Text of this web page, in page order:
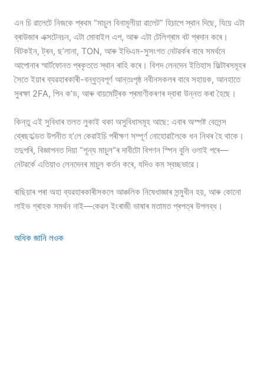
এন চি ৱালেটে নিজকে প্ৰথম “মাচুল বিনামূলীয়া ৱালেট” হিচাপে স্থান দিছে, যিয়ে এটা
ব্ৰাউজাৰ এক্সটেনচন, এটা মোবাইল এপ, আৰু এটা টেলিগ্ৰাম বট প্ৰদান কৰে।
বিটকইন, ট্ৰন, ছ’লানা, TON, আৰু ইভিএম-সুসংগত নেটৱৰ্কৰ বাবে সমৰ্থনে
আপোনাৰ স্মাৰ্টফোনত প্ৰকৃততে স্থান ৰাহি কৰে। বিশদ লেনদেন ইতিহাস ফিল্টাৰসমূহৰ
সৈতে ইয়াৰ ব্যৱহাৰকাৰী-বন্ধুত্বপূৰ্ণ আন্তঃপৃষ্ঠ নবীনসকলৰ বাবে সহায়ক, আনহাতে
সুৰক্ষা 2FA, পিন ক’ড, আৰু বায়মেট্ৰিক প্ৰমাণীকৰণৰ দ্বাৰা উন্নত কৰা হৈছে।
কিন্তু এই সুবিধাৰ তলত লুকাই থকা অসুবিধাসমূহ আছে: এবাৰ অস্পষ্ট বেলেন্স
থ্ৰেছহ’ল্ডত উপনীত হ’লে কেৱাইচি পৰীক্ষণ সম্পূৰ্ণ নোহোৱালৈকে ধন নিথৰ হৈ থাকে।
তদুপৰি, বিজ্ঞাপনত দিয়া “শূন্য মাচুল”ৰ দাবীটো বিপণন স্পিন বুলি ওলাই পৰে—
নেটৱৰ্কে এতিয়াও লেনদেনৰ মাচুল কৰ্তন কৰে, যদিও কম স্বচ্ছভাৱে।
ৰাছিয়াৰ পৰা অহা ব্যৱহাৰকাৰীসকলে আঞ্চলিক নিষেধাজ্ঞাৰ সন্মুখীন হয়, আৰু কোনো
লাইভ গ্ৰাহক সমৰ্থন নাই—কেৱল ইংৰাজী ভাষাৰ মতামত প্ৰপত্ৰ উপলব্ধ।
অধিক জানি লওক